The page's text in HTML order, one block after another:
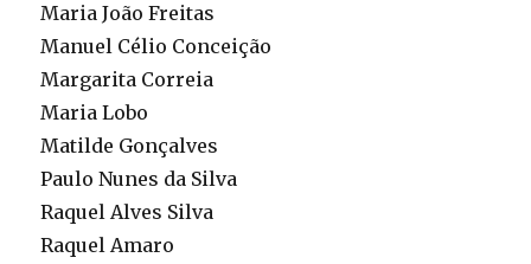
Maria João Freitas
Manuel Célio Conceição
Margarita Correia
Maria Lobo
Matilde Gonçalves
Paulo Nunes da Silva
Raquel Alves Silva
Raquel Amaro